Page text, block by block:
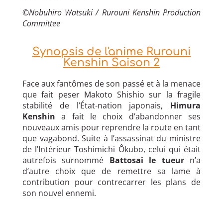
©Nobuhiro Watsuki / Rurouni Kenshin Production
Committee
Synopsis de l'anime Rurouni
Kenshin Saison 2
Face aux fantômes de son passé et à la menace
que fait peser Makoto Shishio sur la fragile
stabilité de l’État-nation japonais, Himura
Kenshin a fait le choix d’abandonner ses
nouveaux amis pour reprendre la route en tant
que vagabond. Suite à l’assassinat du ministre
de l’Intérieur Toshimichi Ôkubo, celui qui était
autrefois surnommé Battosai le tueurn’a
d’autre choix que de remettre sa lame à
contribution pour contrecarrer les plans de
son nouvel ennemi.